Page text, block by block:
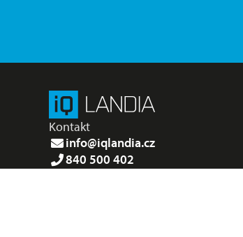
Kontakt
info@iqlandia.cz
840 500 402